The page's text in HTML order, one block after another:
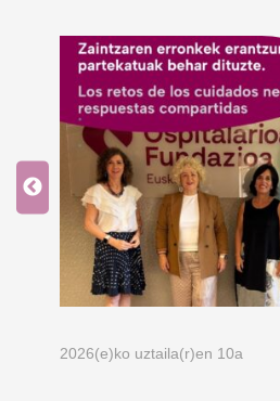
2026(e)ko uztaila(r)en 10a